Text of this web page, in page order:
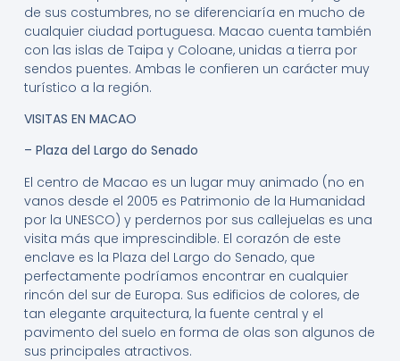
de sus costumbres, no se diferenciaría en mucho de
cualquier ciudad portuguesa. Macao cuenta también
con las islas de Taipa y Coloane, unidas a tierra por
sendos puentes. Ambas le confieren un carácter muy
turístico a la región.
VISITAS EN MACAO
– Plaza del Largo do Senado
El centro de Macao es un lugar muy animado (no en
vanos desde el 2005 es Patrimonio de la Humanidad
por la UNESCO) y perdernos por sus callejuelas es una
visita más que imprescindible. El corazón de este
enclave es la Plaza del Largo do Senado, que
perfectamente podríamos encontrar en cualquier
rincón del sur de Europa. Sus edificios de colores, de
tan elegante arquitectura, la fuente central y el
pavimento del suelo en forma de olas son algunos de
sus principales atractivos.